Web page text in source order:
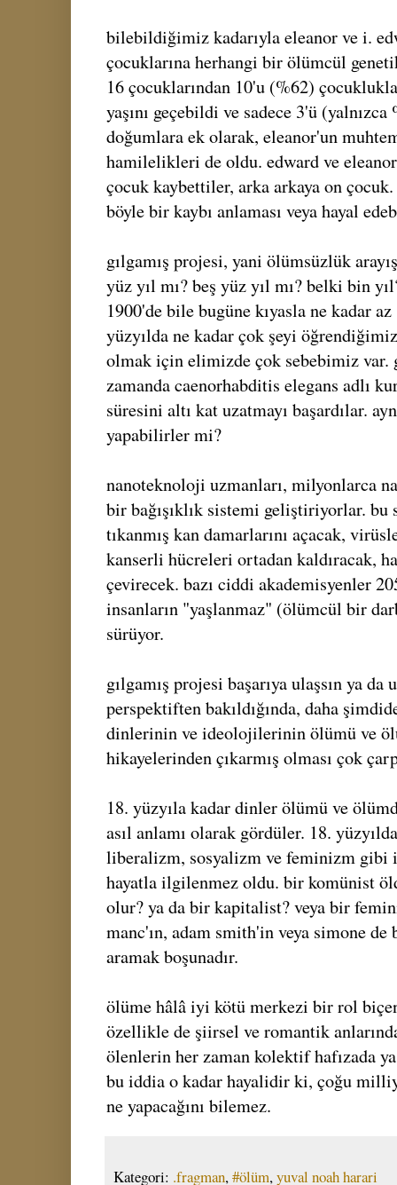
bilebildiğimiz kadarıyla eleanor ve i.
çocuklarına herhangi bir ölümcül
16 çocuklarından 10'u (%62)
yaşını geçebildi ve sadece 3'ü
doğumlara ek olarak, eleanor'un
hamilelikleri de oldu. edward ve
çocuk kaybettiler, arka arkaya on
böyle bir kaybı anlaması veya hayal
gılgamış projesi, yani ölümsüzlük
yüz yıl mı? beş yüz yıl mı? belki bin
1900'de bile bugüne kıyasla ne kadar
yüzyılda ne kadar çok şeyi
olmak için elimizde çok sebebimiz var.
zamanda caenorhabditis elegans adlı
süresini altı kat uzatmayı başardılar.
yapabilirler mi?
nanoteknoloji uzmanları, milyonlarca
bir bağışıklık sistemi geliştiriyorlar. bu
tıkanmış kan damarlarını açacak,
kanserli hücreleri ortadan kaldıracak,
çevirecek. bazı ciddi akademisyenler
insanların "yaşlanmaz" (ölümcül bir
sürüyor.
gılgamış projesi başarıya ulaşsın ya
perspektiften bakıldığında, daha
dinlerinin ve ideolojilerinin ölümü ve
hikayelerinden çıkarmış olması çok
18. yüzyıla kadar dinler ölümü ve
asıl anlamı olarak gördüler. 18.
liberalizm, sosyalizm ve feminizm gibi
hayatla ilgilenmez oldu. bir komünist
olur? ya da bir kapitalist? veya bir
manc'ın, adam smith'in veya simone de
aramak boşunadır.
ölüme hâlâ iyi kötü merkezi bir rol
özellikle de şiirsel ve romantik
ölenlerin her zaman kolektif hafızada
bu iddia o kadar hayalidir ki, çoğu
ne yapacağını bilemez.
Kategori: .fragman,#ölüm,yuval noah harari